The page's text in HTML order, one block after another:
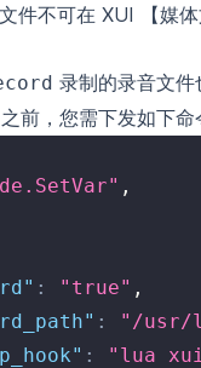
件不可在 XUI 【媒
录制的录音文
之前，您需下发如下命
,
: "true" ,
:
"/usr/
:
"lua